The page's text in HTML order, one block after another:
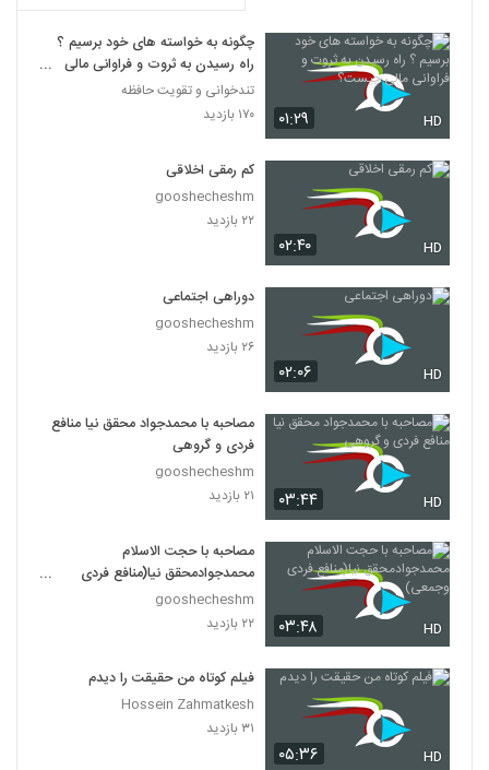
۰۱:۲۹ HD
چگونه به خواسته های خود برسیم ؟
راه رسیدن به ثروت و فراوانی مالی
چیست؟
تندخوانی و تقویت حافظه
۱۷۰ بازدید
۰۲:۴۰ HD
کم رمقی اخلاقی
gooshecheshm
۲۲ بازدید
۰۲:۰۶ HD
دوراهی اجتماعی
gooshecheshm
۲۶ بازدید
۰۳:۴۴ HD
مصاحبه با محمدجواد محقق نیا منافع
فردی و گروهی
gooshecheshm
۲۱ بازدید
۰۳:۴۸ HD
مصاحبه با حجت الاسلام
محمدجوادمحقق نیا(منافع فردی
وجمعی)
gooshecheshm
۲۲ بازدید
۰۵:۳۶ HD
فیلم کوتاه من حقیقت را دیدم
Hossein Zahmatkesh
۳۱ بازدید